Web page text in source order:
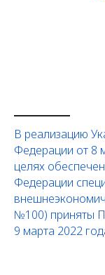
В реализацию
Федерации от 8
целях
Федерации
№100) приняты
9 марта 2022